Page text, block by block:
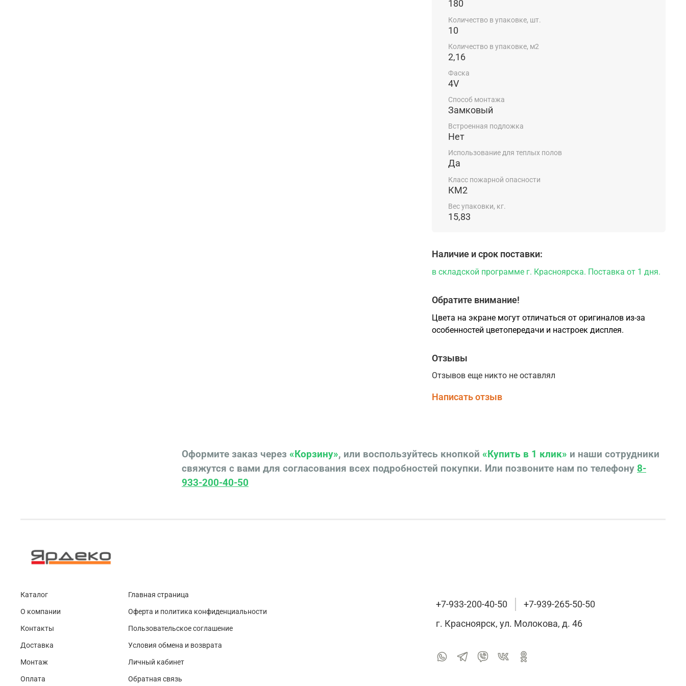
180
Количество в упаковке, шт.
10
Количество в упаковке, м2
2,16
Фаска
4V
Способ монтажа
Замковый
Встроенная подложка
Нет
Использование для теплых полов
Да
Класс пожарной опасности
КМ2
Вес упаковки, кг.
15,83
Наличие и срок поставки:
в складской программе г. Красноярска. Поставка от 1 дня.
Обратите внимание!
Цвета на экране могут отличаться от оригиналов из-за
особенностей цветопередачи и настроек дисплея.
Отзывы
Отзывов еще никто не оставлял
Написать отзыв
Оформите заказ через «Корзину», или воспользуйтесь кнопкой «Купить в 1 клик» и наши сотрудники
свяжутся с вами для согласования всех подробностей покупки. Или позвоните нам по телефону 8-
933-200-40-50
Каталог
О компании
Контакты
Доставка
Монтаж
Оплата
Главная страница
Оферта и политика конфиденциальности
Пользовательское соглашение
Условия обмена и возврата
Личный кабинет
Обратная связь
+7-933-200-40-50
+7-939-265-50-50
г. Красноярск, ул. Молокова, д. 46